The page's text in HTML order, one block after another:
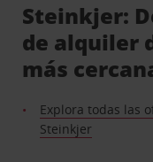
Steinkjer:
de alquiler
más
Explora todas las
Steinkjer